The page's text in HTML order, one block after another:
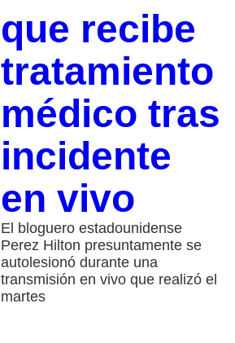
que recibe
tratamiento
médico tras
incidente
en vivo
El bloguero estadounidense
Perez Hilton presuntamente se
autolesionó durante una
transmisión en vivo que realizó el
martes